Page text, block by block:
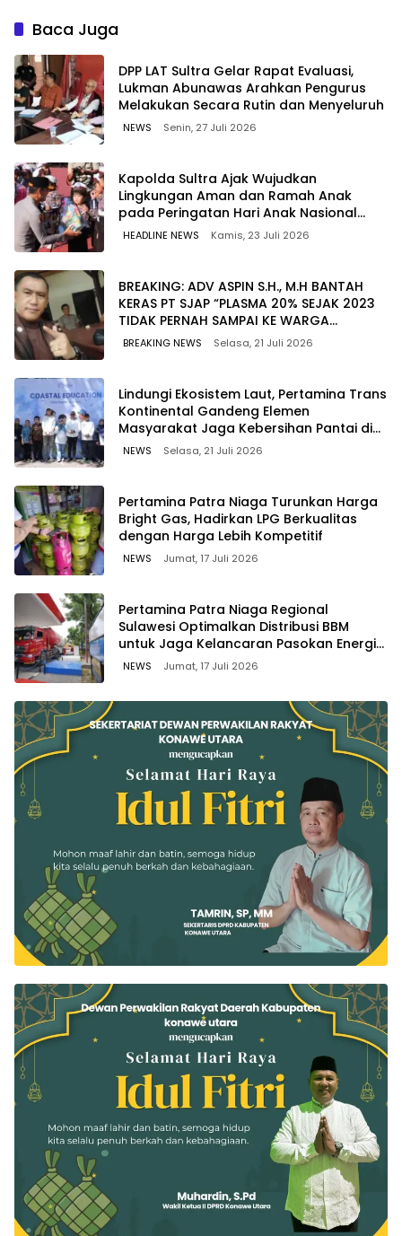
Lebih Kompetitif
Baca Juga
‎DPP LAT Sultra Gelar Rapat Evaluasi,
Lukman Abunawas Arahkan Pengurus
Melakukan Secara Rutin dan Menyeluruh
NEWS Senin, 27 Juli 2026
Kapolda Sultra Ajak Wujudkan
Lingkungan Aman dan Ramah Anak
pada Peringatan Hari Anak Nasional
2026
HEADLINE NEWS Kamis, 23 Juli 2026
BREAKING: ADV ASPIN S.H., M.H BANTAH
KERAS PT SJAP “PLASMA 20% SEJAK 2023
TIDAK PERNAH SAMPAI KE WARGA
WAWOONE!
BREAKING NEWS Selasa, 21 Juli 2026
Lindungi Ekosistem Laut, Pertamina Trans
Kontinental Gandeng Elemen
Masyarakat Jaga Kebersihan Pantai di
Bitung, Sulawesi
NEWS Selasa, 21 Juli 2026
Pertamina Patra Niaga Turunkan Harga
Bright Gas, Hadirkan LPG Berkualitas
dengan Harga Lebih Kompetitif
NEWS Jumat, 17 Juli 2026
Pertamina Patra Niaga Regional
Sulawesi Optimalkan Distribusi BBM
untuk Jaga Kelancaran Pasokan Energi
di Seluruh Wilayah Sulawesi
NEWS Jumat, 17 Juli 2026